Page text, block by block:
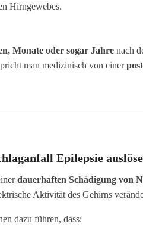
Hirngewebes.
Monate oder sogar Jahre nach
man medizinisch von einer
Epilepsie
dauerhaften Schädigung von
Aktivität des Gehirns
dazu führen, dass: